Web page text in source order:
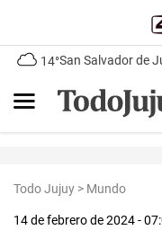
14°San Salvador de
Todo Jujuy > Mundo
14 de febrero de 2024 -